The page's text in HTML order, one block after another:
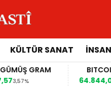
KÜLTÜR SANAT
BITCOIN
64.844,000,70%